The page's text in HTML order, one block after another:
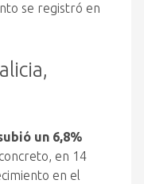
se registró en
un 6,8%
en 14
en el